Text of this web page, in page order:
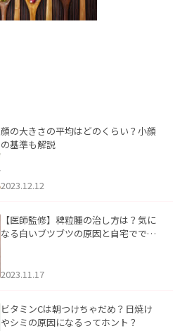
顔の大きさの平均はどのくらい？小顔
の基準も解説
2023.12.12
【医師監修】稗粒腫の治し方は？気に
なる白いブツブツの原因と自宅ででき
2023.11.17
ビタミンCは朝つけちゃだめ？日焼け
やシミの原因になるってホント？